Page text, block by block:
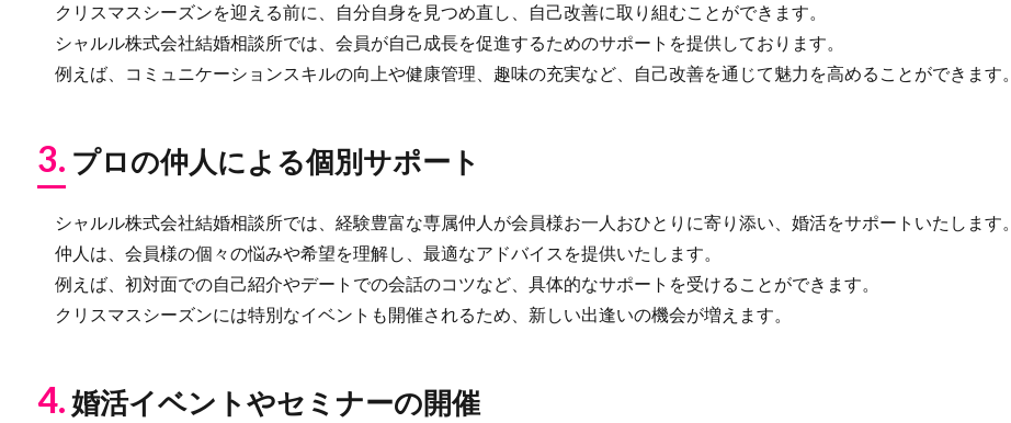
クリスマスシーズンを迎える前に、自分自身を見つめ直し、自己改善に取り組むことができます。
シャルル株式会社結婚相談所では、会員が自己成長を促進するためのサポートを提供しております。
例えば、コミュニケーションスキルの向上や健康管理、趣味の充実など、自己改善を通じて魅力を高めることができます。
3. プロの仲人による個別サポート
シャルル株式会社結婚相談所では、経験豊富な専属仲人が会員様お一人おひとりに寄り添い、婚活をサポートいたします。
仲人は、会員様の個々の悩みや希望を理解し、最適なアドバイスを提供いたします。
例えば、初対面での自己紹介やデートでの会話のコツなど、具体的なサポートを受けることができます。
クリスマスシーズンには特別なイベントも開催されるため、新しい出逢いの機会が増えます。
4.婚活イベントやセミナーの開催